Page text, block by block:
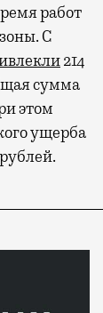
работ
С
214
сумма
этом
ущерба